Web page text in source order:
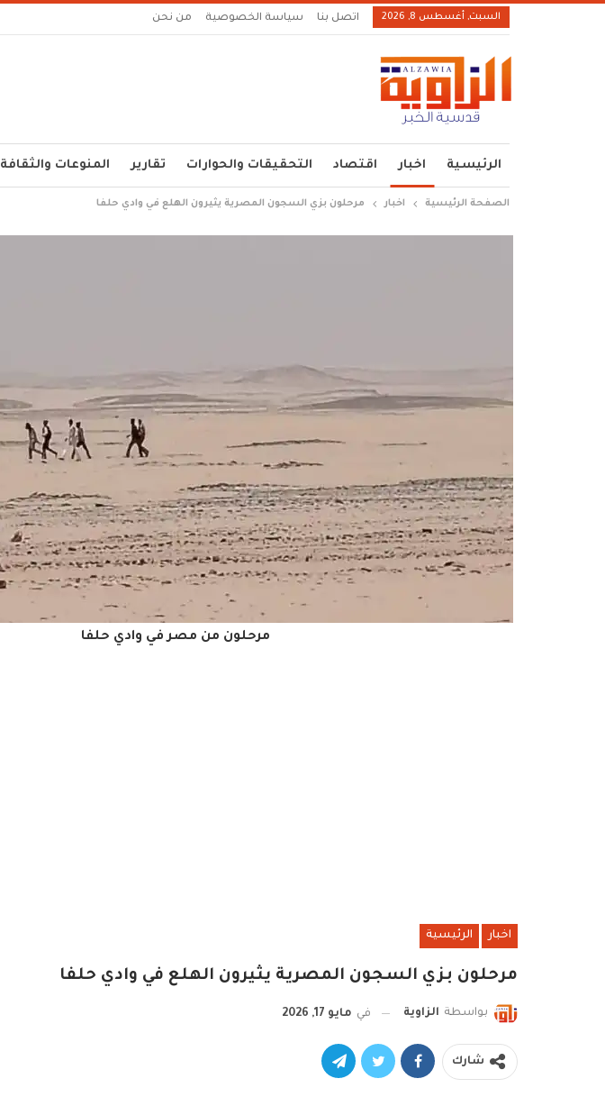
السبت, أغسطس 8, 2026 اتصل بنا سياسة الخصوصية من نحن
الرئيسية اخبار اقتصاد التحقيقات والحوارات تقارير المنوعات والثقافة
الصفحة الرئيسية اخبار مرحلون بزي السجون المصرية يثيرون الهلع في وادي حلفا
مرحلون من مصر في وادي حلفا
اخبار الرئيسية
مرحلون بزي السجون المصرية يثيرون الهلع في وادي حلفا
بواسطة الزاوية في مايو 17, 2026
شارك